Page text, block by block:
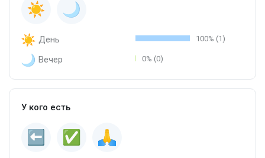
День 100% (1)
Вечер 0% (0)
У кого есть